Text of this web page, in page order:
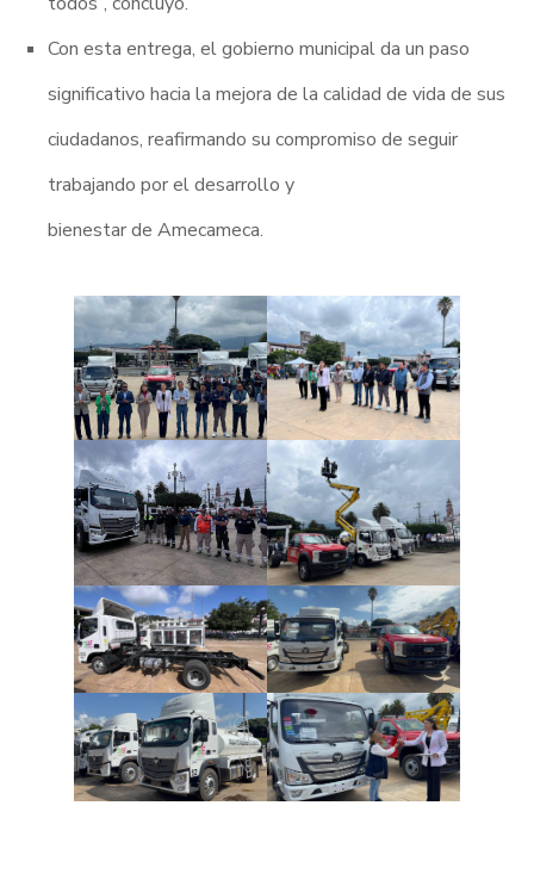
Con esta entrega, el gobierno municipal da un paso
significativo hacia la mejora de la calidad de vida de sus
ciudadanos, reafirmando su compromiso de seguir
trabajando por el desarrollo y
bienestar de Amecameca.